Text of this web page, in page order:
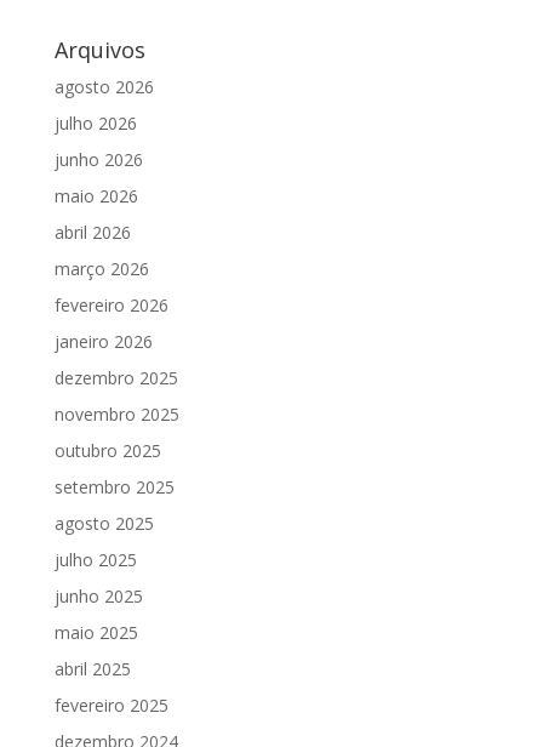
Arquivos
agosto 2026
julho 2026
junho 2026
maio 2026
abril 2026
março 2026
fevereiro 2026
janeiro 2026
dezembro 2025
novembro 2025
outubro 2025
setembro 2025
agosto 2025
julho 2025
junho 2025
maio 2025
abril 2025
fevereiro 2025
dezembro 2024